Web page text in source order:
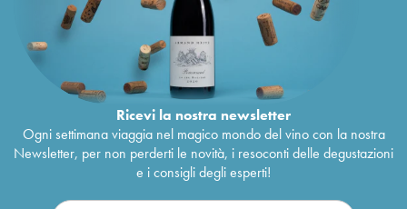
Ricevi la nostra newsletter
Ogni settimana viaggia nel magico mondo del vino con la nostra
Newsletter, per non perderti le novità, i resoconti delle degustazioni
e i consigli degli esperti!